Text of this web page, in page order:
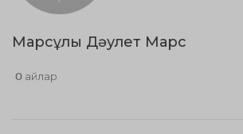
Марсұлы Дәулет Марс
0 айлар